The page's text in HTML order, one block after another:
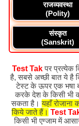
राजव्यवस्था
(Polity)
संस्कृत
(Sanskrit)
Test Takपर प्रत्येक
है, सबसे अच्छी बात ये है
टेस्ट के ऊपर एक भषा
करके देश के किसी भी
सकता है।यहाँ
किये जाते हैं। Test
किसी भी एग्जाम में